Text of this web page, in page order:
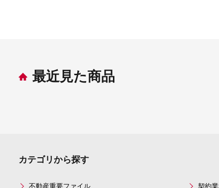
最近見た商品
カテゴリから探す
不動産重要ファイル 契約